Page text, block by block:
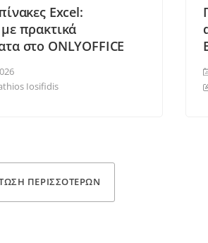
Excel:
πρακτικά
στο ONLYOFFICE
Iosifidis
ΠΕΡΙΣΣΌΤΕΡΩΝ